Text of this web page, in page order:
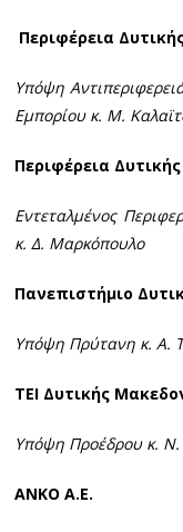
Περιφέρεια
Υπόψη
Εμπορίου κ. Μ.
Περιφέρεια
Εντεταλμένος
κ. Δ. Μαρκόπουλο
Πανεπιστήμιο
Υπόψη Πρύτανη κ. Α.
ΤΕΙ Δυτικής
Υπόψη Προέδρου κ.
ΑΝΚΟ Α.Ε.